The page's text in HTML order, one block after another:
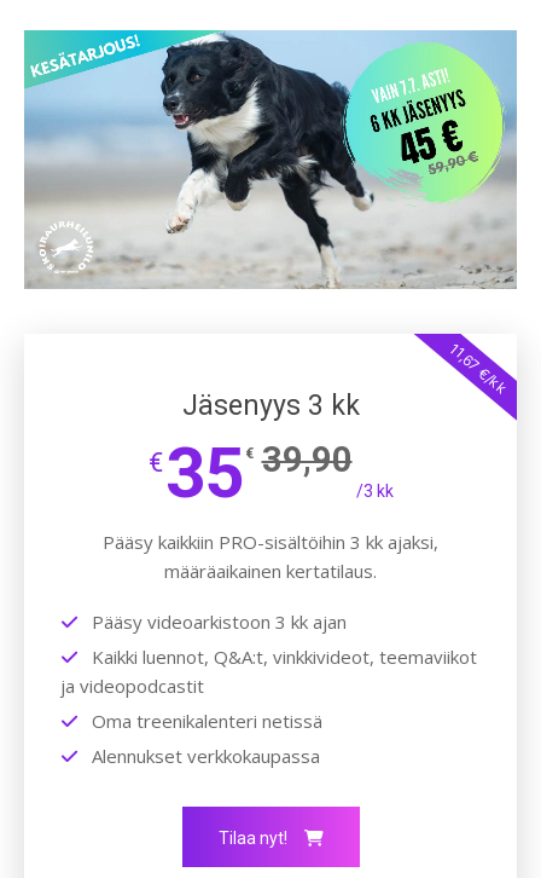
11,67 €/kk
Jäsenyys 3 kk
€35 € 39,90
/3 kk
Pääsy kaikkiin PRO-sisältöihin 3 kk ajaksi,
määräaikainen kertatilaus.
Pääsy videoarkistoon 3 kk ajan
Kaikki luennot, Q&A:t, vinkkivideot, teemaviikot
ja videopodcastit
Oma treenikalenteri netissä
Alennukset verkkokaupassa
Tilaa nyt!